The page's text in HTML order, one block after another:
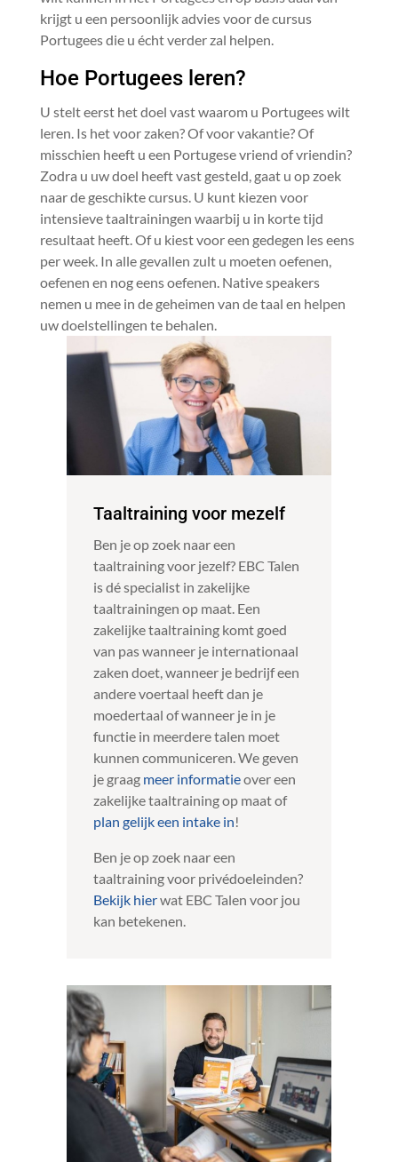
krijgt u een persoonlijk advies voor de cursus
Portugees die u écht verder zal helpen.
Hoe Portugees leren?
U stelt eerst het doel vast waarom u Portugees wilt
leren. Is het voor zaken? Of voor vakantie? Of
misschien heeft u een Portugese vriend of vriendin?
Zodra u uw doel heeft vast gesteld, gaat u op zoek
naar de geschikte cursus. U kunt kiezen voor
intensieve taaltrainingen waarbij u in korte tijd
resultaat heeft. Of u kiest voor een gedegen les eens
per week. In alle gevallen zult u moeten oefenen,
oefenen en nog eens oefenen. Native speakers
nemen u mee in de geheimen van de taal en helpen
uw doelstellingen te behalen.
Taaltraining voor mezelf
Ben je op zoek naar een
taaltraining voor jezelf? EBC Talen
is dé specialist in zakelijke
taaltrainingen op maat. Een
zakelijke taaltraining komt goed
van pas wanneer je internationaal
zaken doet, wanneer je bedrijf een
andere voertaal heeft dan je
moedertaal of wanneer je in je
functie in meerdere talen moet
kunnen communiceren. We geven
je graag meer informatieover een
zakelijke taaltraining op maat of
plan gelijk een intake in!
Ben je op zoek naar een
taaltraining voor privédoeleinden?
Bekijk hierwat EBC Talen voor jou
kan betekenen.